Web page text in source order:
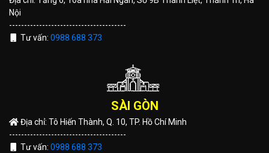
Nội
---------------------------------------
Tư vấn: 0988 688 373
SÀI GÒN
Địa chỉ: Tô Hiến Thành, Q. 10, TP. Hồ Chí Minh
---------------------------------------
Tư vấn: 0988 688 373